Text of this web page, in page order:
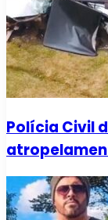
Polícia Civil